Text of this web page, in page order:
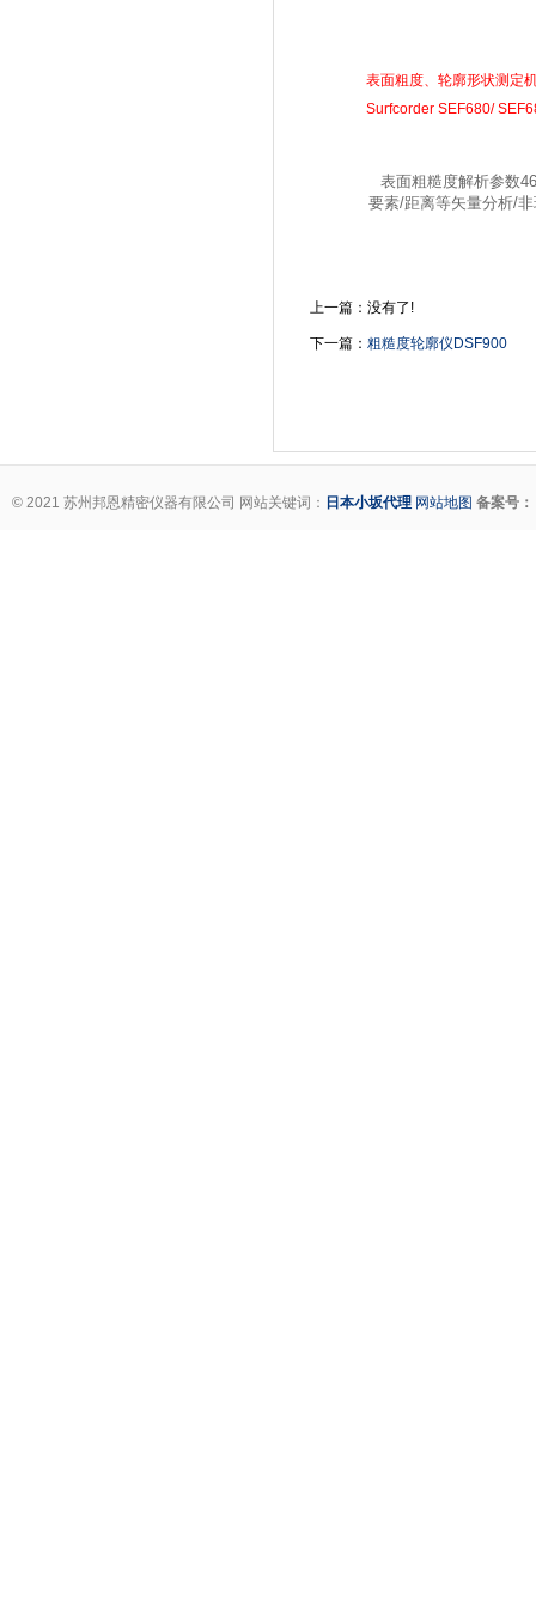
表面粗度、轮廓形状测
Surfcorder SEF680/
表面粗糙度解析参数
要素/距离等矢量分析/
上一篇：没有了!
下一篇： 粗糙度轮廓仪DSF900
© 2021 苏州邦恩精密仪器有限公司 网站关键词： 日本小坂代理 网站地图 备案号：